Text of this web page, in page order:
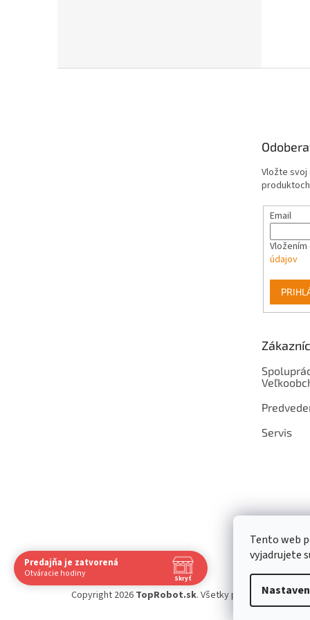
Tento web
vyjadrujete
Vložte svoj
Email
údajov
Servis
Copyright 2026 TopRobot.sk. Všetky práva vyhradené.
Predajňa je zatvorená
Otváracie hodiny Skryť
Navštívte nás osobne